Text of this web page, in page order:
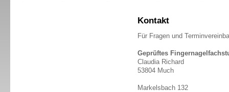
Kontakt
Für Fragen und
Geprüftes
Claudia Richard
53804 Much
Markelsbach 132